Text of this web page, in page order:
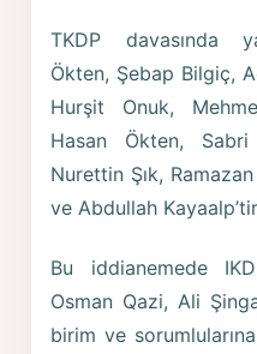
TKDP davasında
Ökten, Şebap Bilgiç,
Hurşit Onuk,
Hasan Ökten,
Nurettin Şık,
ve Abdullah
Bu iddianemede
Osman Qazi, Ali
birim ve